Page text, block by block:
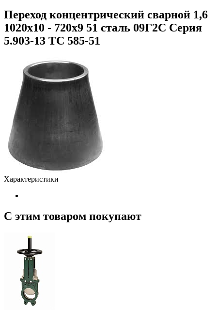
Переход концентрический сварной 1,6
1020х10 - 720х9 51 сталь 09Г2С Серия
5.903-13 ТС 585-51
Характеристики
С этим товаром покупают